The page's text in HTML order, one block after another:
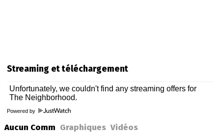
Streaming et téléchargement
Powered by
Aucun Comm Graphiques Vidéos